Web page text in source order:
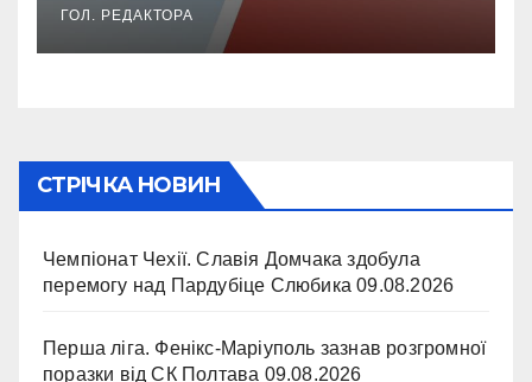
ГОЛ. РЕДАКТОРА
СТРІЧКА НОВИН
Чемпіонат Чехії. Славія Домчака здобула
перемогу над Пардубіце Слюбика 09.08.2026
Перша ліга. Фенікс-Маріуполь зазнав розгромної
поразки від СК Полтава 09.08.2026